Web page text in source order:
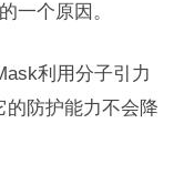
一个原因。
利用分子引力
的防护能力不会降